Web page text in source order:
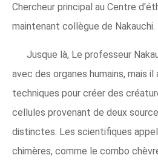
Chercheur principal au Centre
maintenant collègue de Nakauchi.
Jusque là, Le professeur
avec des organes humains, mais
techniques pour créer des
cellules provenant de deux
distinctes. Les scientifiques
chimères, comme le combo